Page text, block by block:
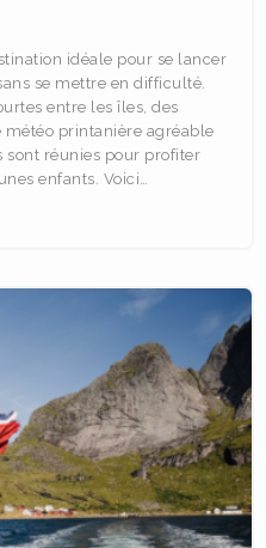
idéale pour se lancer
se mettre en difficulté.
entre les îles, des
printanière agréable
sont réunies pour profiter
enfants. Voici…